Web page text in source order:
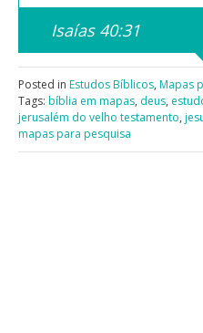
Isaías 40:31
Posted in Estudos Bíblicos, Mapas
Tags: bíblia em mapas, deus,
jerusalém do velho testamento,
mapas para pesquisa